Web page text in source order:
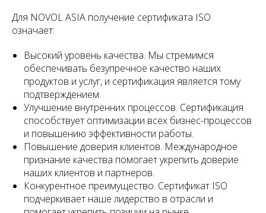
Для NOVOL ASIA получение сертификата ISO
означает:
Высокий уровень качества. Мы стремимся
обеспечивать безупречное качество наших
продуктов и услуг, и сертификация является тому
подтверждением.
Улучшение внутренних процессов. Сертификация
способствует оптимизации всех бизнес-процессов
и повышению эффективности работы.
Повышение доверия клиентов. Международное
признание качества помогает укрепить доверие
наших клиентов и партнеров.
Конкурентное преимущество. Сертификат ISO
подчеркивает наше лидерство в отрасли и